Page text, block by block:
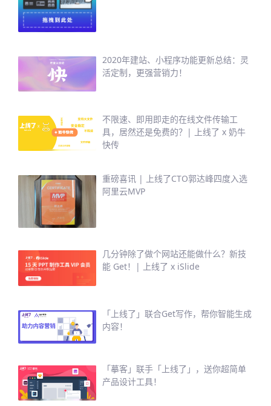
2020年建站、小程序功能更新总结：灵
活定制，更强营销力！
不限速、即用即走的在线文件传输工
具，居然还是免费的？| 上线了 x 奶牛
快传
重磅喜讯 | 上线了CTO郭达峰四度入选
阿里云MVP
几分钟除了做个网站还能做什么？新技
能 Get！| 上线了 x iSlide
「上线了」联合Get写作，帮你智能生成
内容！
「摹客」联手「上线了」，送你超简单
产品设计工具！